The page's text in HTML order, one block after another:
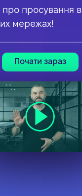
про просування в
мережах!
Почати зараз